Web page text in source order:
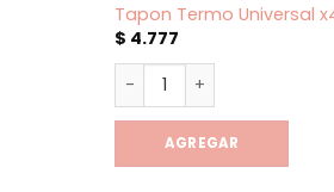
Tapon Termo Universal
$ 4.777
Tapon Termo Universal
AGREGAR